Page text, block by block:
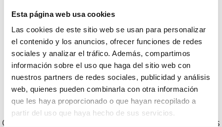
Esta página web usa cookies
Las cookies de este sitio web se usan para personalizar
el contenido y los anuncios, ofrecer funciones de redes
sociales y analizar el tráfico. Además, compartimos
información sobre el uso que haga del sitio web con
nuestros partners de redes sociales, publicidad y análisis
web, quienes pueden combinarla con otra información
que les haya proporcionado o que hayan recopilado a
partir del uso que haya hecho de sus servicios.
Peso: 1705
Maletero: 405L
Otros clientes que ya compraron en Dimovil te
cuentan cómo les fue.
Conoce lo que opinan y cómo nos valoran nuestros